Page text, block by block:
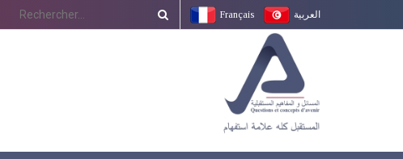
Français العربية